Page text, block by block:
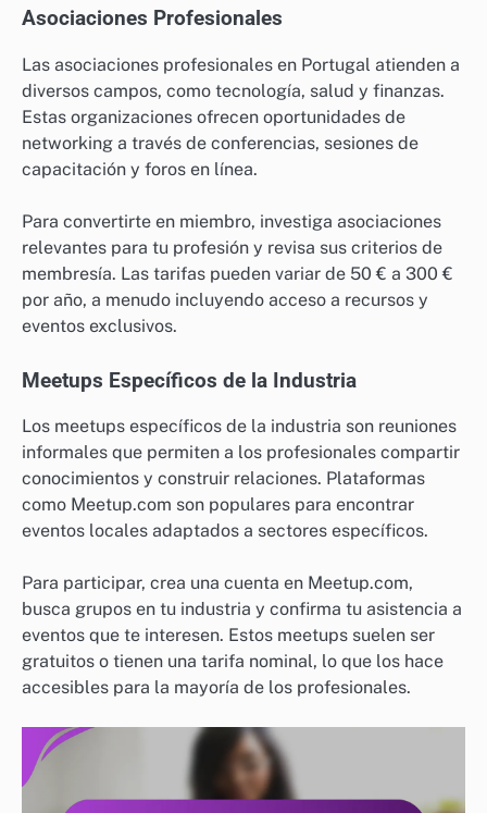
Asociaciones Profesionales
Las asociaciones profesionales en Portugal atienden a
diversos campos, como tecnología, salud y finanzas.
Estas organizaciones ofrecen oportunidades de
networking a través de conferencias, sesiones de
capacitación y foros en línea.
Para convertirte en miembro, investiga asociaciones
relevantes para tu profesión y revisa sus criterios de
membresía. Las tarifas pueden variar de 50 € a 300 €
por año, a menudo incluyendo acceso a recursos y
eventos exclusivos.
Meetups Específicos de la Industria
Los meetups específicos de la industria son reuniones
informales que permiten a los profesionales compartir
conocimientos y construir relaciones. Plataformas
como Meetup.com son populares para encontrar
eventos locales adaptados a sectores específicos.
Para participar, crea una cuenta en Meetup.com,
busca grupos en tu industria y confirma tu asistencia a
eventos que te interesen. Estos meetups suelen ser
gratuitos o tienen una tarifa nominal, lo que los hace
accesibles para la mayoría de los profesionales.